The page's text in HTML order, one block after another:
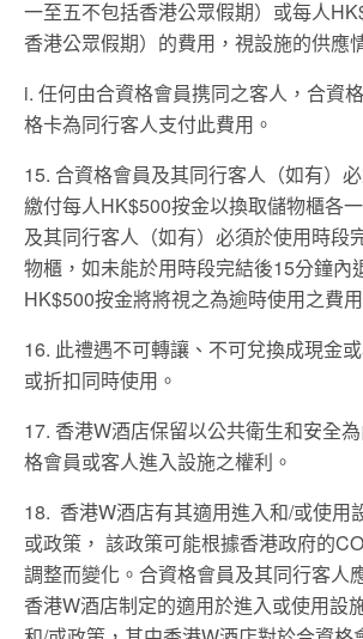
一至五不包括香港公眾假期）或每人
香港公眾假期）的費用，視設施的供應
i. 任何由合資格會員携同之客人，合資
格卡為同行客人支付此費用。
15. 合資格會員及其同行客人（如有）
繳付每人HK$500按金以換取儲物櫃各
及其同行客人（如有）必須於使用時段
物櫃，如未能於用時段完結後15分鐘內
HK$500按金將將視之為逾時使用之費
16. 此禮遇不可轉讓、不可兌換成現金
或折扣同時使用。
17. 香港W酒店保留以公共衛生和安全
格會員或客人進入設施之權利。
18. 香港W酒店有其適用進入和/或使用
或政策， 該政策可能根據香港政府的
調整而變化。合資格會員及其同行客人
香港W酒店制定的適用於進入或使用設